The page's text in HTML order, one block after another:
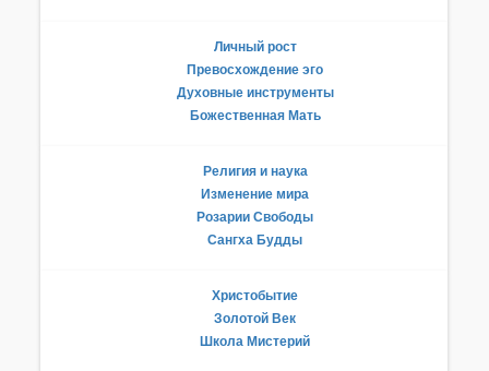
Личный рост
Превосхождение эго
Духовные инструменты
Божественная Мать
Религия и наука
Изменение мира
Розарии Свободы
Сангха Будды
Христобытие
Золотой Век
Школа Мистерий